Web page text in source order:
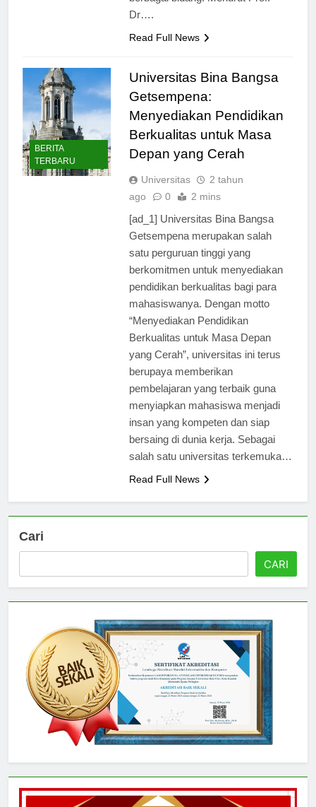
berbagai bidang. Menurut Prof.
BERITA
TERBARU
Universitas Bina Bangsa
Getsempena:
Menyediakan Pendidikan
Berkualitas untuk Masa
Depan yang Cerah
Universitas
2 tahun
[ad_1] Universitas Bina Bangsa
Getsempena merupakan salah
satu perguruan tinggi yang
berkomitmen untuk menyediakan
pendidikan berkualitas bagi para
mahasiswanya. Dengan motto
“Menyediakan Pendidikan
Berkualitas untuk Masa Depan
yang Cerah”, universitas ini terus
berupaya memberikan
pembelajaran yang terbaik guna
menyiapkan mahasiswa menjadi
insan yang kompeten dan siap
bersaing di dunia kerja. Sebagai
Cari
CARI